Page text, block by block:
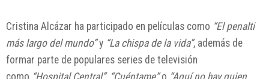
Cristina Alcázar ha participado en películas como “El penalti
más largo del mundo”y “La chispa de la vida”, además de
formar parte de populares series de televisión